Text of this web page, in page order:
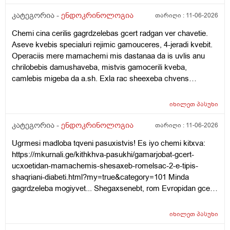
კატეგორია - ენდოკრინოლოგია თარიღი : 11-06-2026
Chemi cina cerilis gagrdzelebas gcert radgan ver chavetie.
Aseve kvebis specialuri rejimic gamouceres, 4-jeradi kvebit.
Operaciis mere mamachemi mis dastanaa da is uvlis anu
chrilobebis damushaveba, mistvis gamocerili kveba,
camlebis migeba da a.sh. Exla rac sheexeba chvens
saertod da tan tviton mamachemi qristiani adamiania da
Cota dadzabuli urtiertoba ki qonda dedachemtan bolo dros
apirebdnen Tbilisshi chasvlas dzalian male. Zogadad es bolo
clebia, ragac ver vcnobt mamachems anu dzalian shecvlilia
da yvelapers negatiurad uyurebs! Tan cota pulis problemebic
daemata da dzalian gagizianebuli, agresiuli iyo xolme, sul cola
undoda da ar midioda eqimtan! Chvenc vatyobdit, rom
Tviton mis mamas anu babuachemsac diabeti qonda da
იხილეთპასუხი
კატეგორია - ენდოკრინოლოგია თარიღი : 11-06-2026
Ugrmesi madloba tqveni pasuxistvis! Es iyo chemi kitxva:
https://mkurnali.ge/kithkhva-pasukhi/gamarjobat-gcert-
ucxoetidan-mamachemis-shesaxeb-romelsac-2-e-tipis-
shaqriani-diabeti.html?my=true&category=101 Minda
gagrdzeleba mogiyvet... Shegaxsenebt, rom Evropidan gcert
tipis shaqriani diabeti aqvs da aseve chriloba pexze. Im dges
იხილეთპასუხი